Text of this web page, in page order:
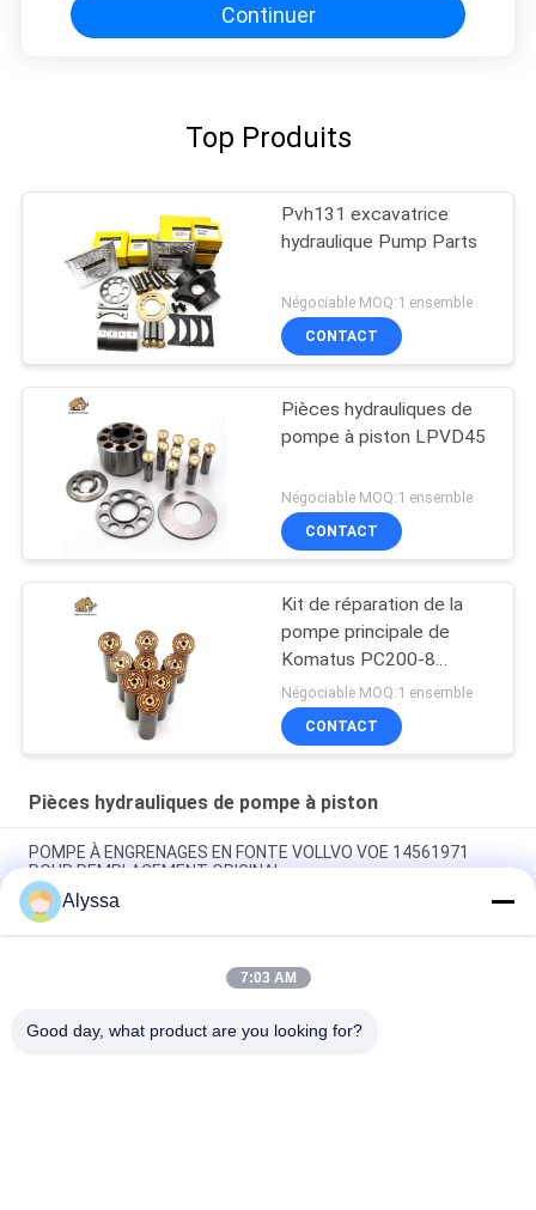
Continuer
Top Produits
Pvh131 excavatrice
hydraulique Pump Parts
Négociable MOQ:1 ensemble
CONTACT
Pièces hydrauliques de
pompe à piston LPVD45
Négociable MOQ:1 ensemble
CONTACT
Kit de réparation de la
pompe principale de
Komatus PC200-8
Pompes hydrauliques
Négociable MOQ:1 ensemble
CONTACT
Pièces hydrauliques de pompe à piston
POMPE À ENGRENAGES EN FONTE VOLLVO VOE 14561971
POUR REMPLACEMENT ORIGINAL
POMPE À ENGRENAGES EN FONTE VOLLVO VOE 14537295
POUR REMPLACEMENT ORIGINAL
Pompes à engrenages en fonte VOLLVO VOE 14782798 pour le
Alyssa
7:03 AM
Good day, what product are you looking for?